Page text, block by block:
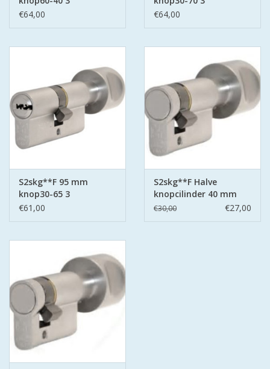
keersleutels
€64,00
keersleutels
€64,00
S2skg**F 95 mm
knop30-65 3
keersleutels
€61,00
S2skg**F Halve
knopcilinder 40 mm
30/10
€30,00 €27,00